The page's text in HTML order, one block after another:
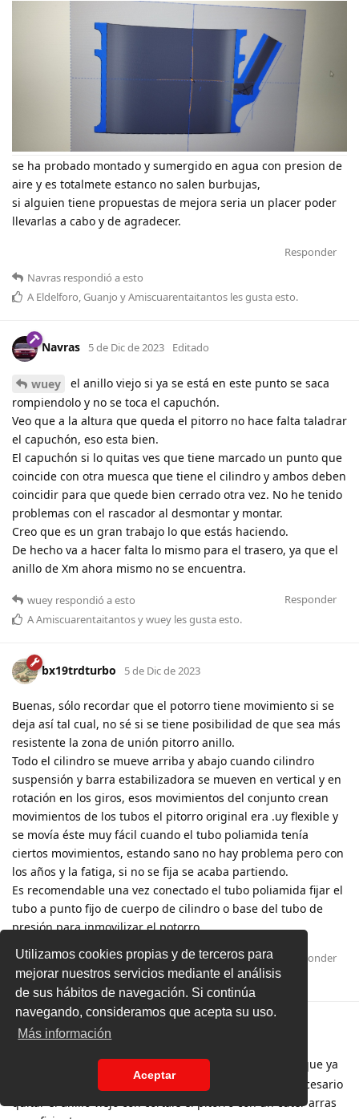
Utilizamos cookies propias y de terceros para
mejorar nuestros servicios mediante el análisis
de sus hábitos de navegación. Si continúa
navegando, consideramos que acepta su uso.
Más información
Aceptar
se ha probado montado y sumergido en agua con presion de
aire y es totalmete estanco no salen burbujas,
si alguien tiene propuestas de mejora seria un placer poder
llevarlas a cabo y de agradecer.
Responder
Navras respondió a esto
A Eldelforo, Guanjo yAmiscuarentaitantos les gusta esto.
Navras 5 de Dic de 2023 Editado
wuey
el anillo viejo si ya se está en este punto se saca
rompiendolo y no se toca el capuchón.
Veo que a la altura que queda el pitorro no hace falta taladrar
el capuchón, eso esta bien.
El capuchón si lo quitas ves que tiene marcado un punto que
coincide con otra muesca que tiene el cilindro y ambos deben
coincidir para que quede bien cerrado otra vez. No he tenido
problemas con el rascador al desmontar y montar.
Creo que es un gran trabajo lo que estás haciendo.
De hecho va a hacer falta lo mismo para el trasero, ya que el
anillo de Xm ahora mismo no se encuentra.
Responder
wuey respondió a esto
AAmiscuarentaitantosywuey les gusta esto.
bx19trdturbo 5 de Dic de 2023
Buenas, sólo recordar que el potorro tiene movimiento si se
deja así tal cual, no sé si se tiene posibilidad de que sea más
resistente la zona de unión pitorro anillo.
Todo el cilindro se mueve arriba y abajo cuando cilindro
suspensión y barra estabilizadora se mueven en vertical y en
rotación en los giros, esos movimientos del conjunto crean
movimientos de los tubos el pitorro original era .uy flexible y
se movía éste muy fácil cuando el tubo poliamida tenía
ciertos movimientos, estando sano no hay problema pero con
los años y la fatiga, si no se fija se acaba partiendo.
Es recomendable una vez conectado el tubo poliamida fijar el
tubo a punto fijo de cuerpo de cilindro o base del tubo de
presión para inmovilizar el potorro.
Responder
wueyrespondió a esto
AAmiscuarentaitantosywueyles gusta esto.
wuey 5 de Dic de 2023
el trasero ya esta diseñado y impreso asi que ya
tenemos la solucion en ambos, y bueno igual no es necesario
quitar el anillo viejo con cortale el pitorro con un cuter arras